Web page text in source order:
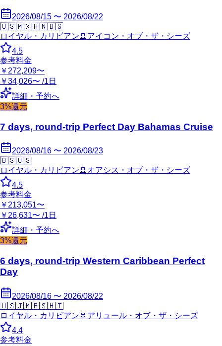
2026/08/15 〜 2026/08/22
🇺🇸🇲🇽🇭🇳🇧🇸
ロイヤル・カリビアン 🚢 アイコン・オブ・ザ・シーズ
4.5
参考料金
￥272,209〜
￥34,026〜 /1日
詳細・予約へ
3%還元
7 days, round-trip Perfect Day Bahamas Cruise
2026/08/16 〜 2026/08/23
🇧🇸🇺🇸
ロイヤル・カリビアン🚢オアシス・オブ・ザ・シーズ
4.5
参考料金
￥213,051〜
￥26,631〜 /1日
詳細・予約へ
3%還元
6 days, round-trip Western Caribbean Perfect
Day
2026/08/16 〜 2026/08/22
🇺🇸🇯🇲🇧🇸🇭🇹
ロイヤル・カリビアン 🚢 アリュール・オブ・ザ・シーズ
4.4
参考料金